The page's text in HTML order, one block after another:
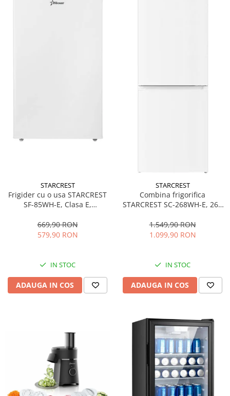
STARCREST
Frigider cu o usa STARCREST
SF-85WH-E, Clasa E,
interioara, Compartiment
gheata, H 82 cm, Alb
669,90 RON
579,90 RON
IN STOC
ADAUGA IN COS
STARCREST
Combina frigorifica
STARCREST SC-268WH-E, 268
Termostat reglabil, Iluminare
LED, Picioare ajustabile, Usi
1.549,90 RON
1.099,90 RON
IN STOC
ADAUGA IN COS